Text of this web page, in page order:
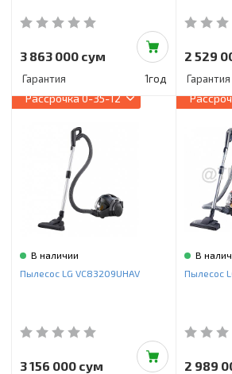
3 863 000 сум
Гарантия 1год
2 529
Гарантия
Рассрочка0-35-12
В наличии
Пылесос LG VC83209UHAV
3 156 000 сум
В
Пылесос
2 989